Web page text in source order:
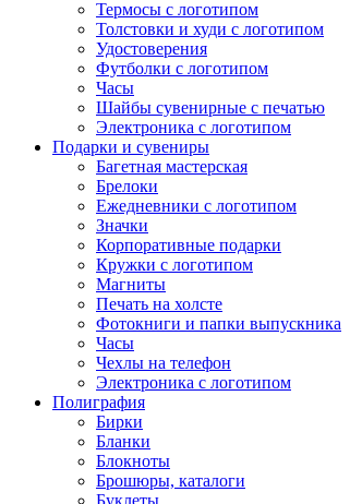
Термосы с логотипом
Толстовки и худи с логотипом
Удостоверения
Футболки с логотипом
Часы
Шайбы сувенирные с печатью
Электроника с логотипом
Подарки и сувениры
Багетная мастерская
Брелоки
Ежедневники с логотипом
Значки
Корпоративные подарки
Кружки с логотипом
Магниты
Печать на холсте
Фотокниги и папки выпускника
Часы
Чехлы на телефон
Электроника с логотипом
Полиграфия
Бирки
Бланки
Блокноты
Брошюры, каталоги